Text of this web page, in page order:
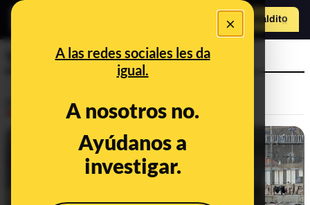
×
A las redes sociales les da
igual.
A nosotros no.
Ayúdanos a
investigar.
Hazte Maldito
Tribunal Supremo